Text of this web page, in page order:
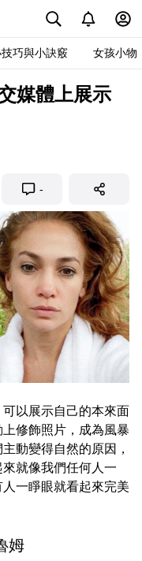
巧與小訣竅 女孩小物
媒體上展示
-
以展示自己的本來面
修飾照片，成為風暴
動變得自然的原因，
就像我們任何人一
一睜眼就看起來完美
姆